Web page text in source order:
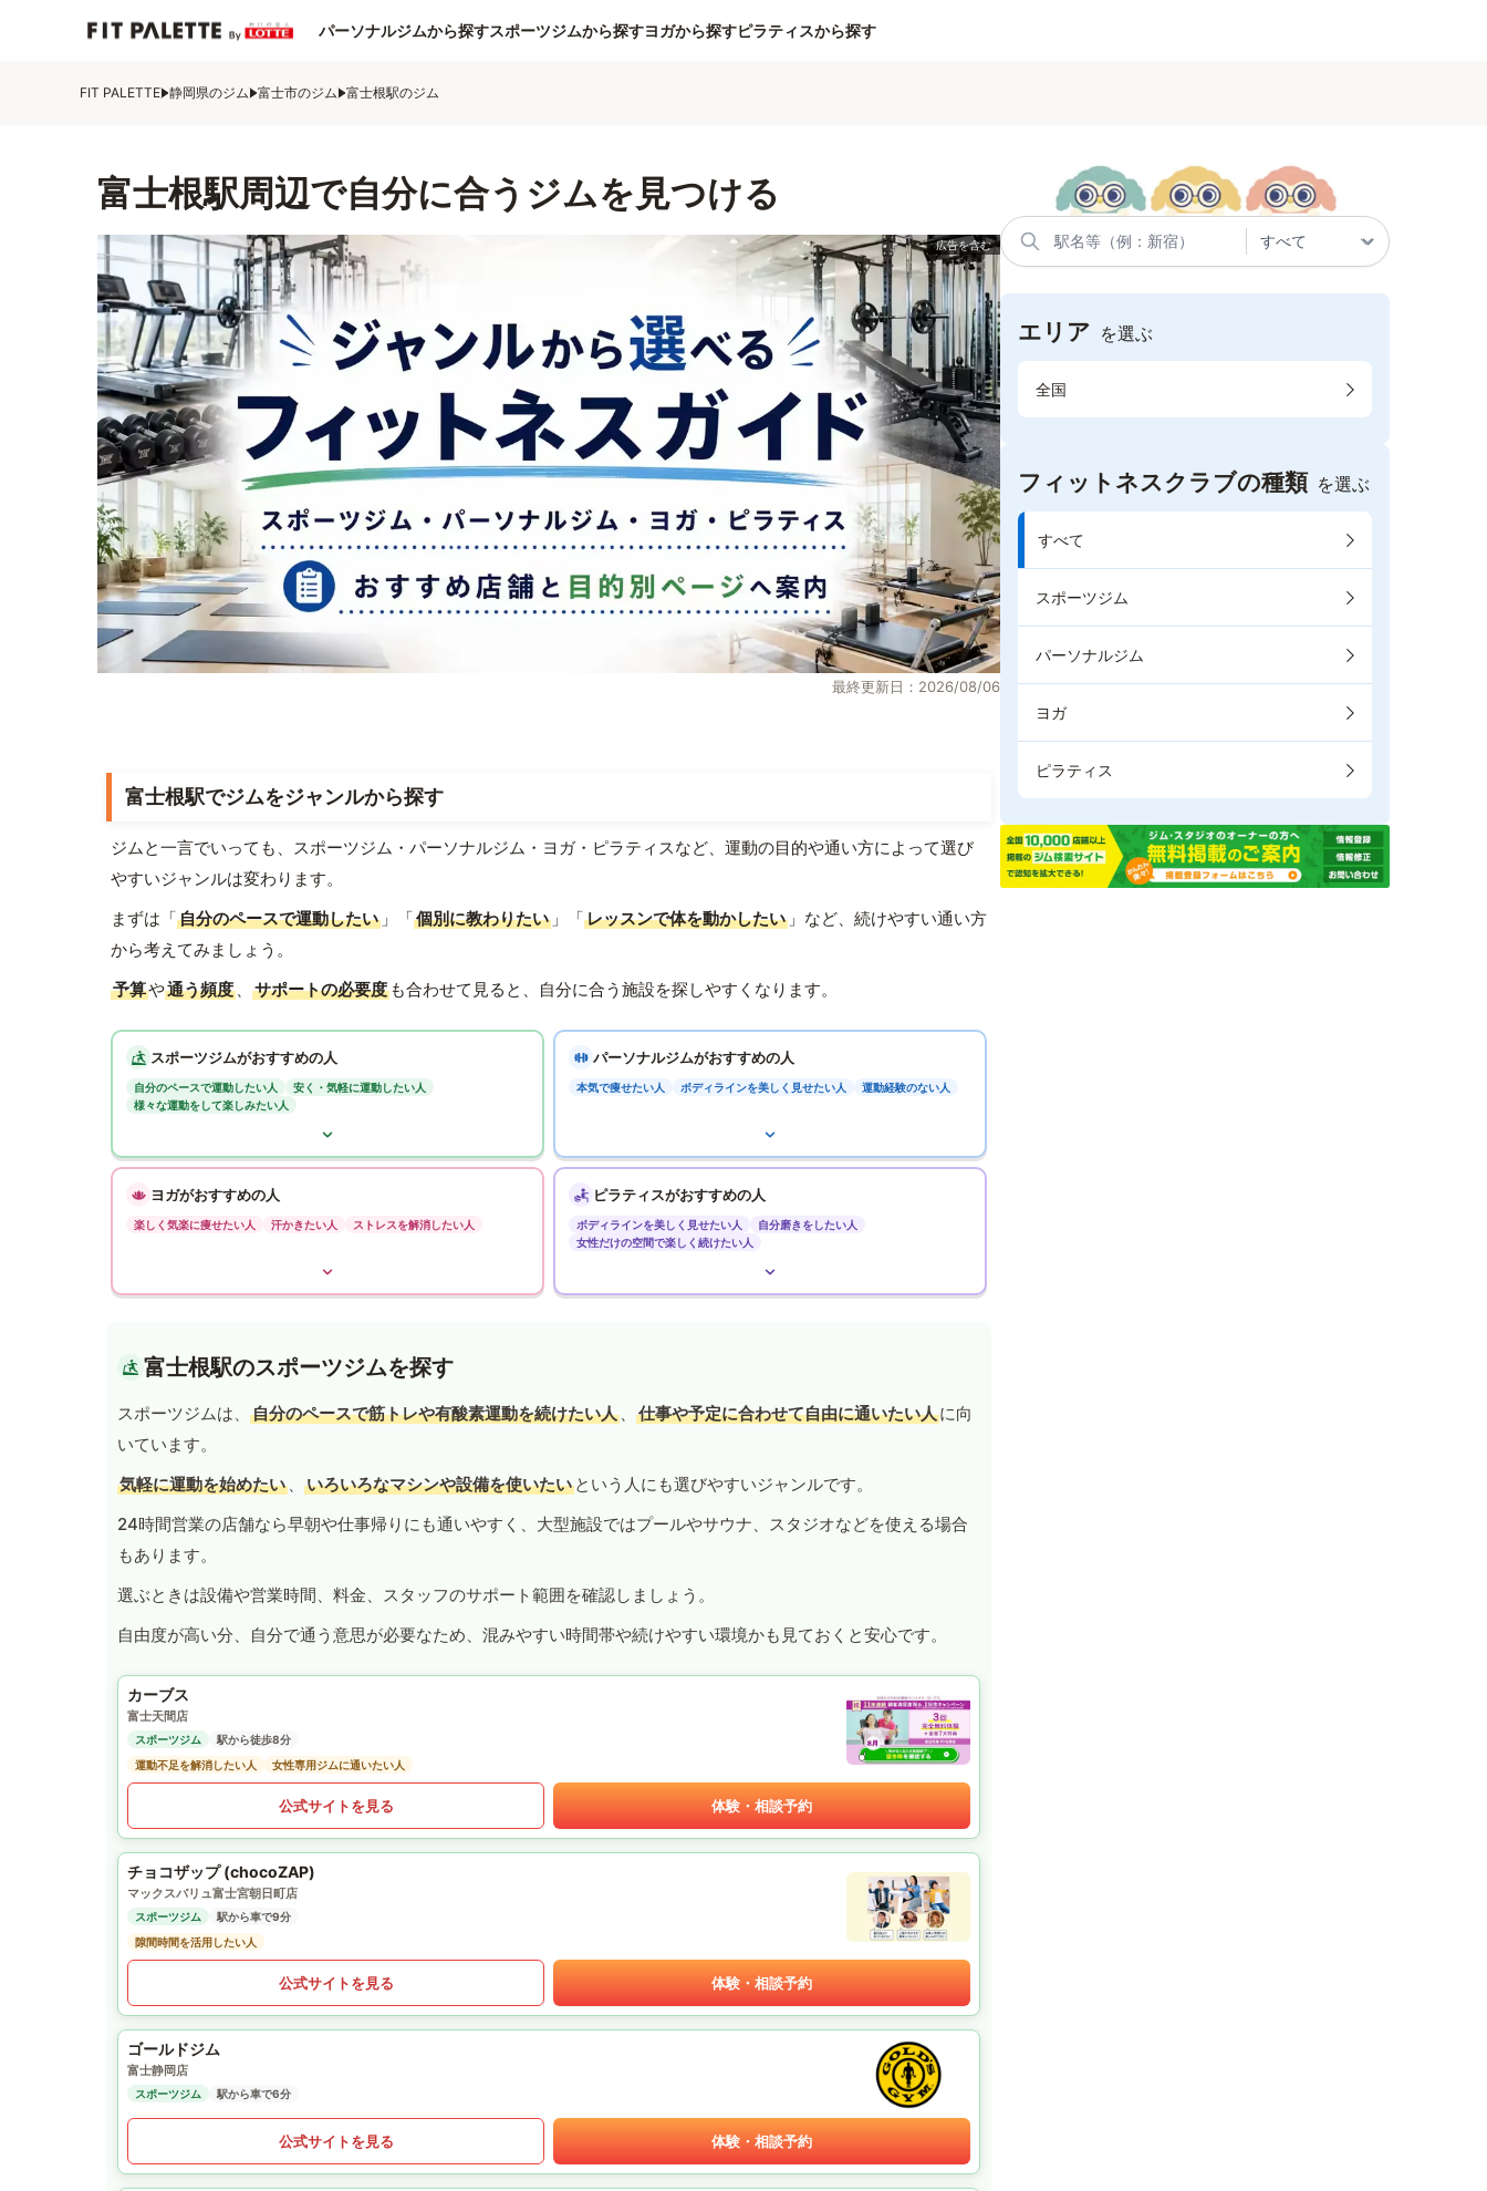
パーソナルジムから探すスポーツジムから探すヨガから探すピラティスから探す
FIT PALETTE 静岡県のジム 富士市のジム 富士根駅のジム
富士根駅周辺で自分に合うジムを見つける
最終更新日：2026/08/06
富士根駅でジムをジャンルから探す
ジムと一言でいっても、スポーツジム・パーソナルジム・ヨガ・ピラティスなど、運動の目的や通い方によって選び
やすいジャンルは変わります。
まずは「自分のペースで運動したい 」「個別に教わりたい 」「レッスンで体を動かしたい 」など、続けやすい通い方
から考えてみましょう。
予算や通う頻度 、 サポートの必要度 も合わせて見ると、自分に合う施設を探しやすくなります。
スポーツジムがおすすめの人
自分のペースで運動したい人
安く・気軽に運動したい人
様々な運動をして楽しみたい人
パーソナルジムがおすすめの人
本気で痩せたい人 ボディラインを美しく見せたい人 運動経験のない人
ヨガがおすすめの人
楽しく気楽に痩せたい人 汗かきたい人 ストレスを解消したい人
ピラティスがおすすめの人
ボディラインを美しく見せたい人
自分磨きをしたい人
女性だけの空間で楽しく続けたい人
富士根駅のスポーツジムを探す
スポーツジムは、 自分のペースで筋トレや有酸素運動を続けたい人 、 仕事や予定に合わせて自由に通いたい人に向
いています。
気軽に運動を始めたい 、 いろいろなマシンや設備を使いたい という人にも選びやすいジャンルです。
24時間営業の店舗なら早朝や仕事帰りにも通いやすく、大型施設ではプールやサウナ、スタジオなどを使える場合
もあります。
選ぶときは設備や営業時間、料金、スタッフのサポート範囲を確認しましょう。
自由度が高い分、自分で通う意思が必要なため、混みやすい時間帯や続けやすい環境かも見ておくと安心です。
カーブス
富士天間店
スポーツジム
駅から徒歩8分
運動不足を解消したい人
女性専用ジムに通いたい人
公式サイトを見る 体験・相談予約
チョコザップ (chocoZAP)
マックスバリュ富士宮朝日町店
スポーツジム
駅から車で9分
隙間時間を活用したい人
公式サイトを見る 体験・相談予約
ゴールドジム
富士静岡店
スポーツジム 駅から車で6分
公式サイトを見る 体験・相談予約
エリア を選ぶ
全国
フィットネスクラブの種類 を選ぶ
すべて
スポーツジム
パーソナルジム
ヨガ
ピラティス